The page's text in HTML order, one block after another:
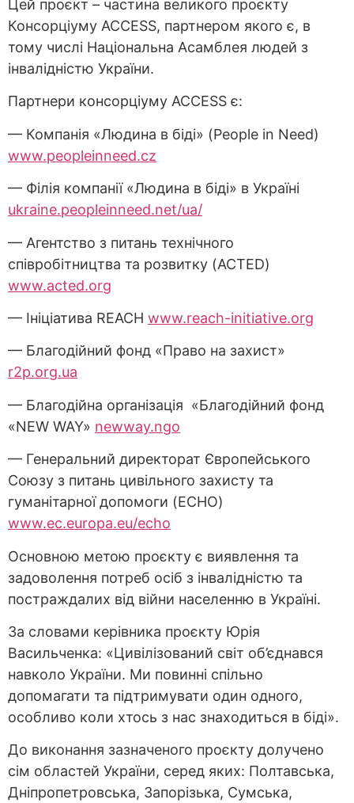
Цей проєкт – частина великого проєкту
Консорціуму ACCESS, партнером якого є, в
тому числі Національна Асамблея людей з
інвалідністю України.
Партнери консорціуму ACCESS є:
— Компанія «Людина в біді» (People in Need)
www.peopleinneed.cz
— Філія компанії «Людина в біді» в Україні
ukraine.peopleinneed.net/ua/
— Агентство з питань технічного
співробітництва та розвитку (ACTED)
www.acted.org
— Ініціатива REACH www.reach-initiative.org
— Благодійний фонд «Право на захист»
r2p.org.ua
— Благодійна організація «Благодійний фонд
«NEW WAY» newway.ngo
— Генеральний директорат Європейського
Союзу з питань цивільного захисту та
гуманітарної допомоги (ECHO)
www.ec.europa.eu/echo
Основною метою проєкту є виявлення та
задоволення потреб осіб з інвалідністю та
постраждалих від війни населенню в Україні.
За словами керівника проєкту Юрія
Васильченка: «Цивілізований світ об’єднався
навколо України. Ми повинні спільно
допомагати та підтримувати один одного,
особливо коли хтось з нас знаходиться в біді».
До виконання зазначеного проєкту долучено
сім областей України, серед яких: Полтавська,
Дніпропетровська, Запорізька, Сумська,